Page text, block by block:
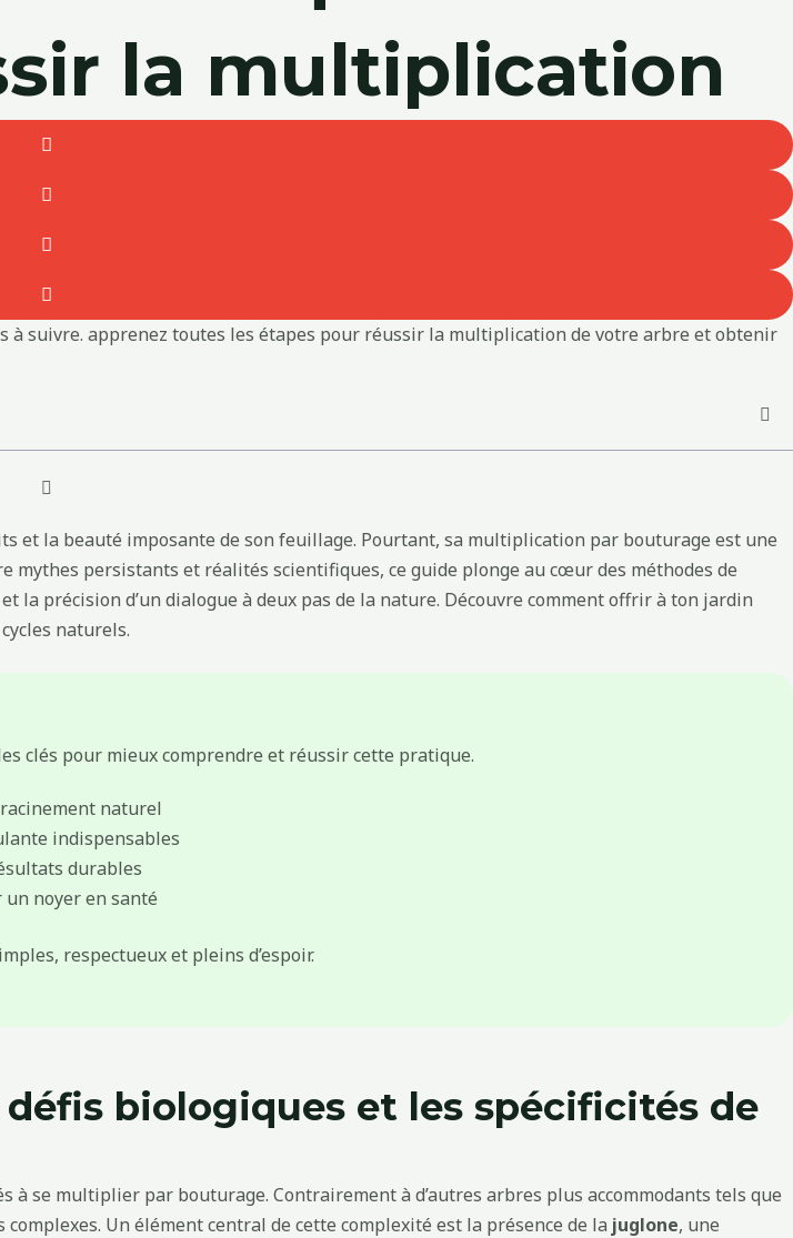
la multiplication
et la beauté imposante de son feuillage. Pourtant, sa multiplication par bouturage est une
persistants et réalités scientifiques, ce guide plonge au cœur des méthodes de
précision d’un dialogue à deux pas de la nature. Découvre comment offrir à ton jardin
naturels.
clés pour mieux comprendre et réussir cette pratique.
naturel
indispensables
durables
noyer en santé
respectueux et pleins d’espoir.
biologiques et les spécificités de
se multiplier par bouturage. Contrairement à d’autres arbres plus accommodants tels que
Un élément central de cette complexité est la présence de la juglone, une